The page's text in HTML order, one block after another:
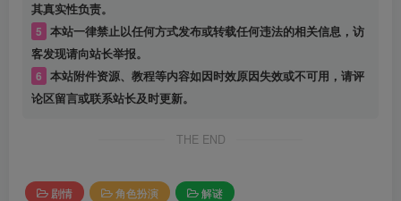
其真实性负责。
5 本站一律禁止以任何方式发布或转载任何违法的相关信息，访
客发现请向站长举报。
6 本站附件资源、教程等内容如因时效原因失效或不可用，请评
论区留言或联系站长及时更新。
THE END
剧情 角色扮演
解谜